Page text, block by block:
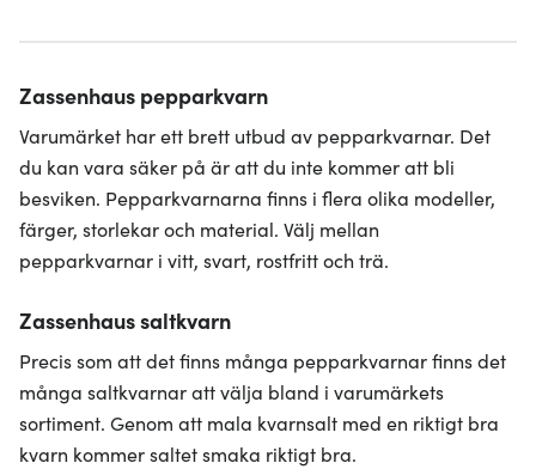
Zassenhaus pepparkvarn
Varumärket har ett brett utbud av pepparkvarnar. Det
du kan vara säker på är att du inte kommer att bli
besviken. Pepparkvarnarna finns i flera olika modeller,
färger, storlekar och material. Välj mellan
pepparkvarnar i vitt, svart, rostfritt och trä.
Zassenhaus saltkvarn
Precis som att det finns många pepparkvarnar finns det
många saltkvarnar att välja bland i varumärkets
sortiment. Genom att mala kvarnsalt med en riktigt bra
kvarn kommer saltet smaka riktigt bra.